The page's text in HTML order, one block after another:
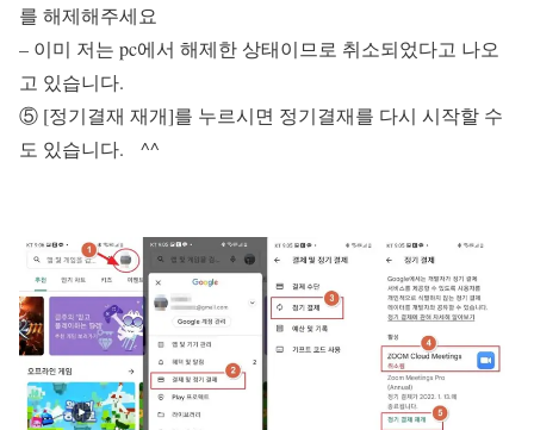
를 해제해주세요
– 이미 저는 pc에서 해제한 상태이므로 취소되었다고 나오
고 있습니다.
⑤ [정기결재 재개]를 누르시면 정기결재를 다시 시작할 수
도 있습니다. ^^